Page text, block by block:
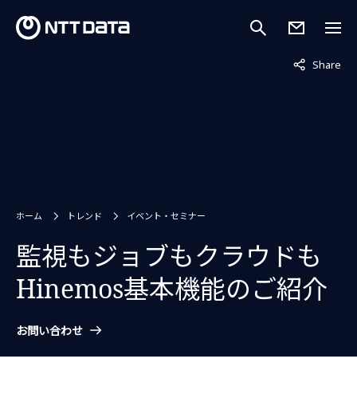
Share
非表示中
ホーム トレンド イベント・セミナー
監視もジョブもクラウドも
Hinemos基本機能のご紹介
お問い合わせ